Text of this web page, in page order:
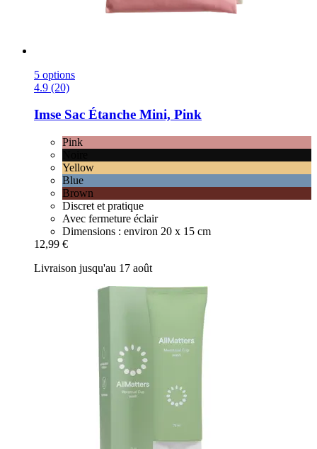
5 options
4.9 (20)
Imse Sac Étanche Mini, Pink
Pink
Yellow
Blue
Brown
Discret et pratique
Avec fermeture éclair
Dimensions : environ 20 x 15 cm
12,99 €
Livraison jusqu'au 17 août